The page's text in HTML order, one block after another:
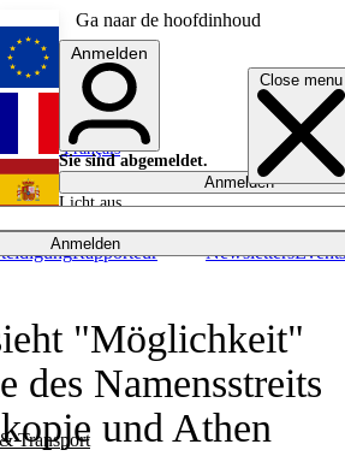
Ga naar de hoofdinhoud
Close menu
Anmelden
Transport
Rapporteur NewslettersEvents
English
Français
Anmelden
Sie sind abgemeldet.
Anmelden
Licht aus
"Möglichkeit"
des Namensstreits
und Athen